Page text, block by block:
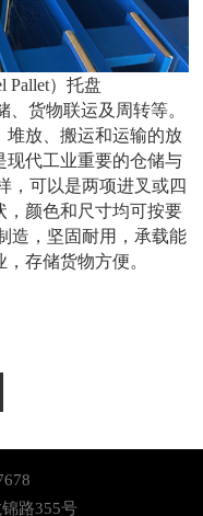
Pallet）托盘
、货物联运及周转等。
堆放、搬运和运输的放
现代工业重要的仓储与
，可以是两项进叉或四
，颜色和尺寸均可按要
造，坚固耐用，承载能
存储货物方便。
路355号